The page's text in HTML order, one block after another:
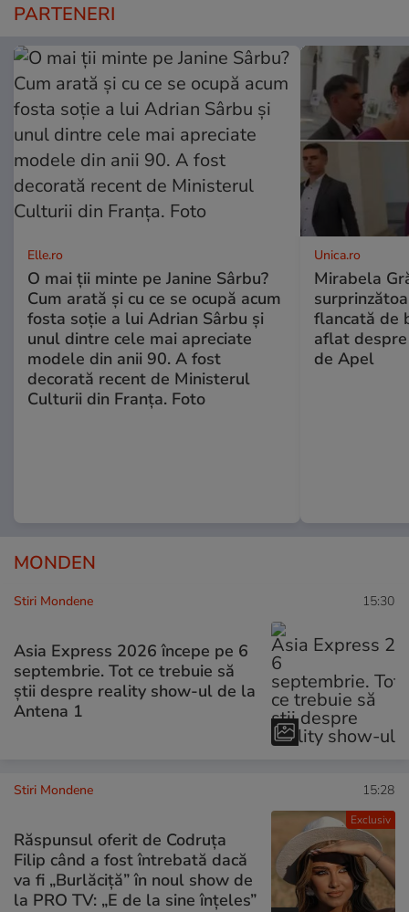
PARTENERI
Elle.ro
O mai ții minte pe Janine Sârbu?
Cum arată și cu ce se ocupă acum
fosta soție a lui Adrian Sârbu și
unul dintre cele mai apreciate
modele din anii 90. A fost
decorată recent de Ministerul
Culturii din Franța. Foto
Unica.ro
Mirabela
flancată de
aflat
de Apel
MONDEN
Stiri Mondene 15:30
Asia Express 2026 începe pe 6
septembrie. Tot ce trebuie să
știi despre reality show-ul de la
Antena 1
Exclusiv
Stiri Mondene 15:28
Răspunsul oferit de Codruța
Filip când a fost întrebată dacă
va fi „Burlăciță” în noul show de
la PRO TV: „E de la sine înțeles”